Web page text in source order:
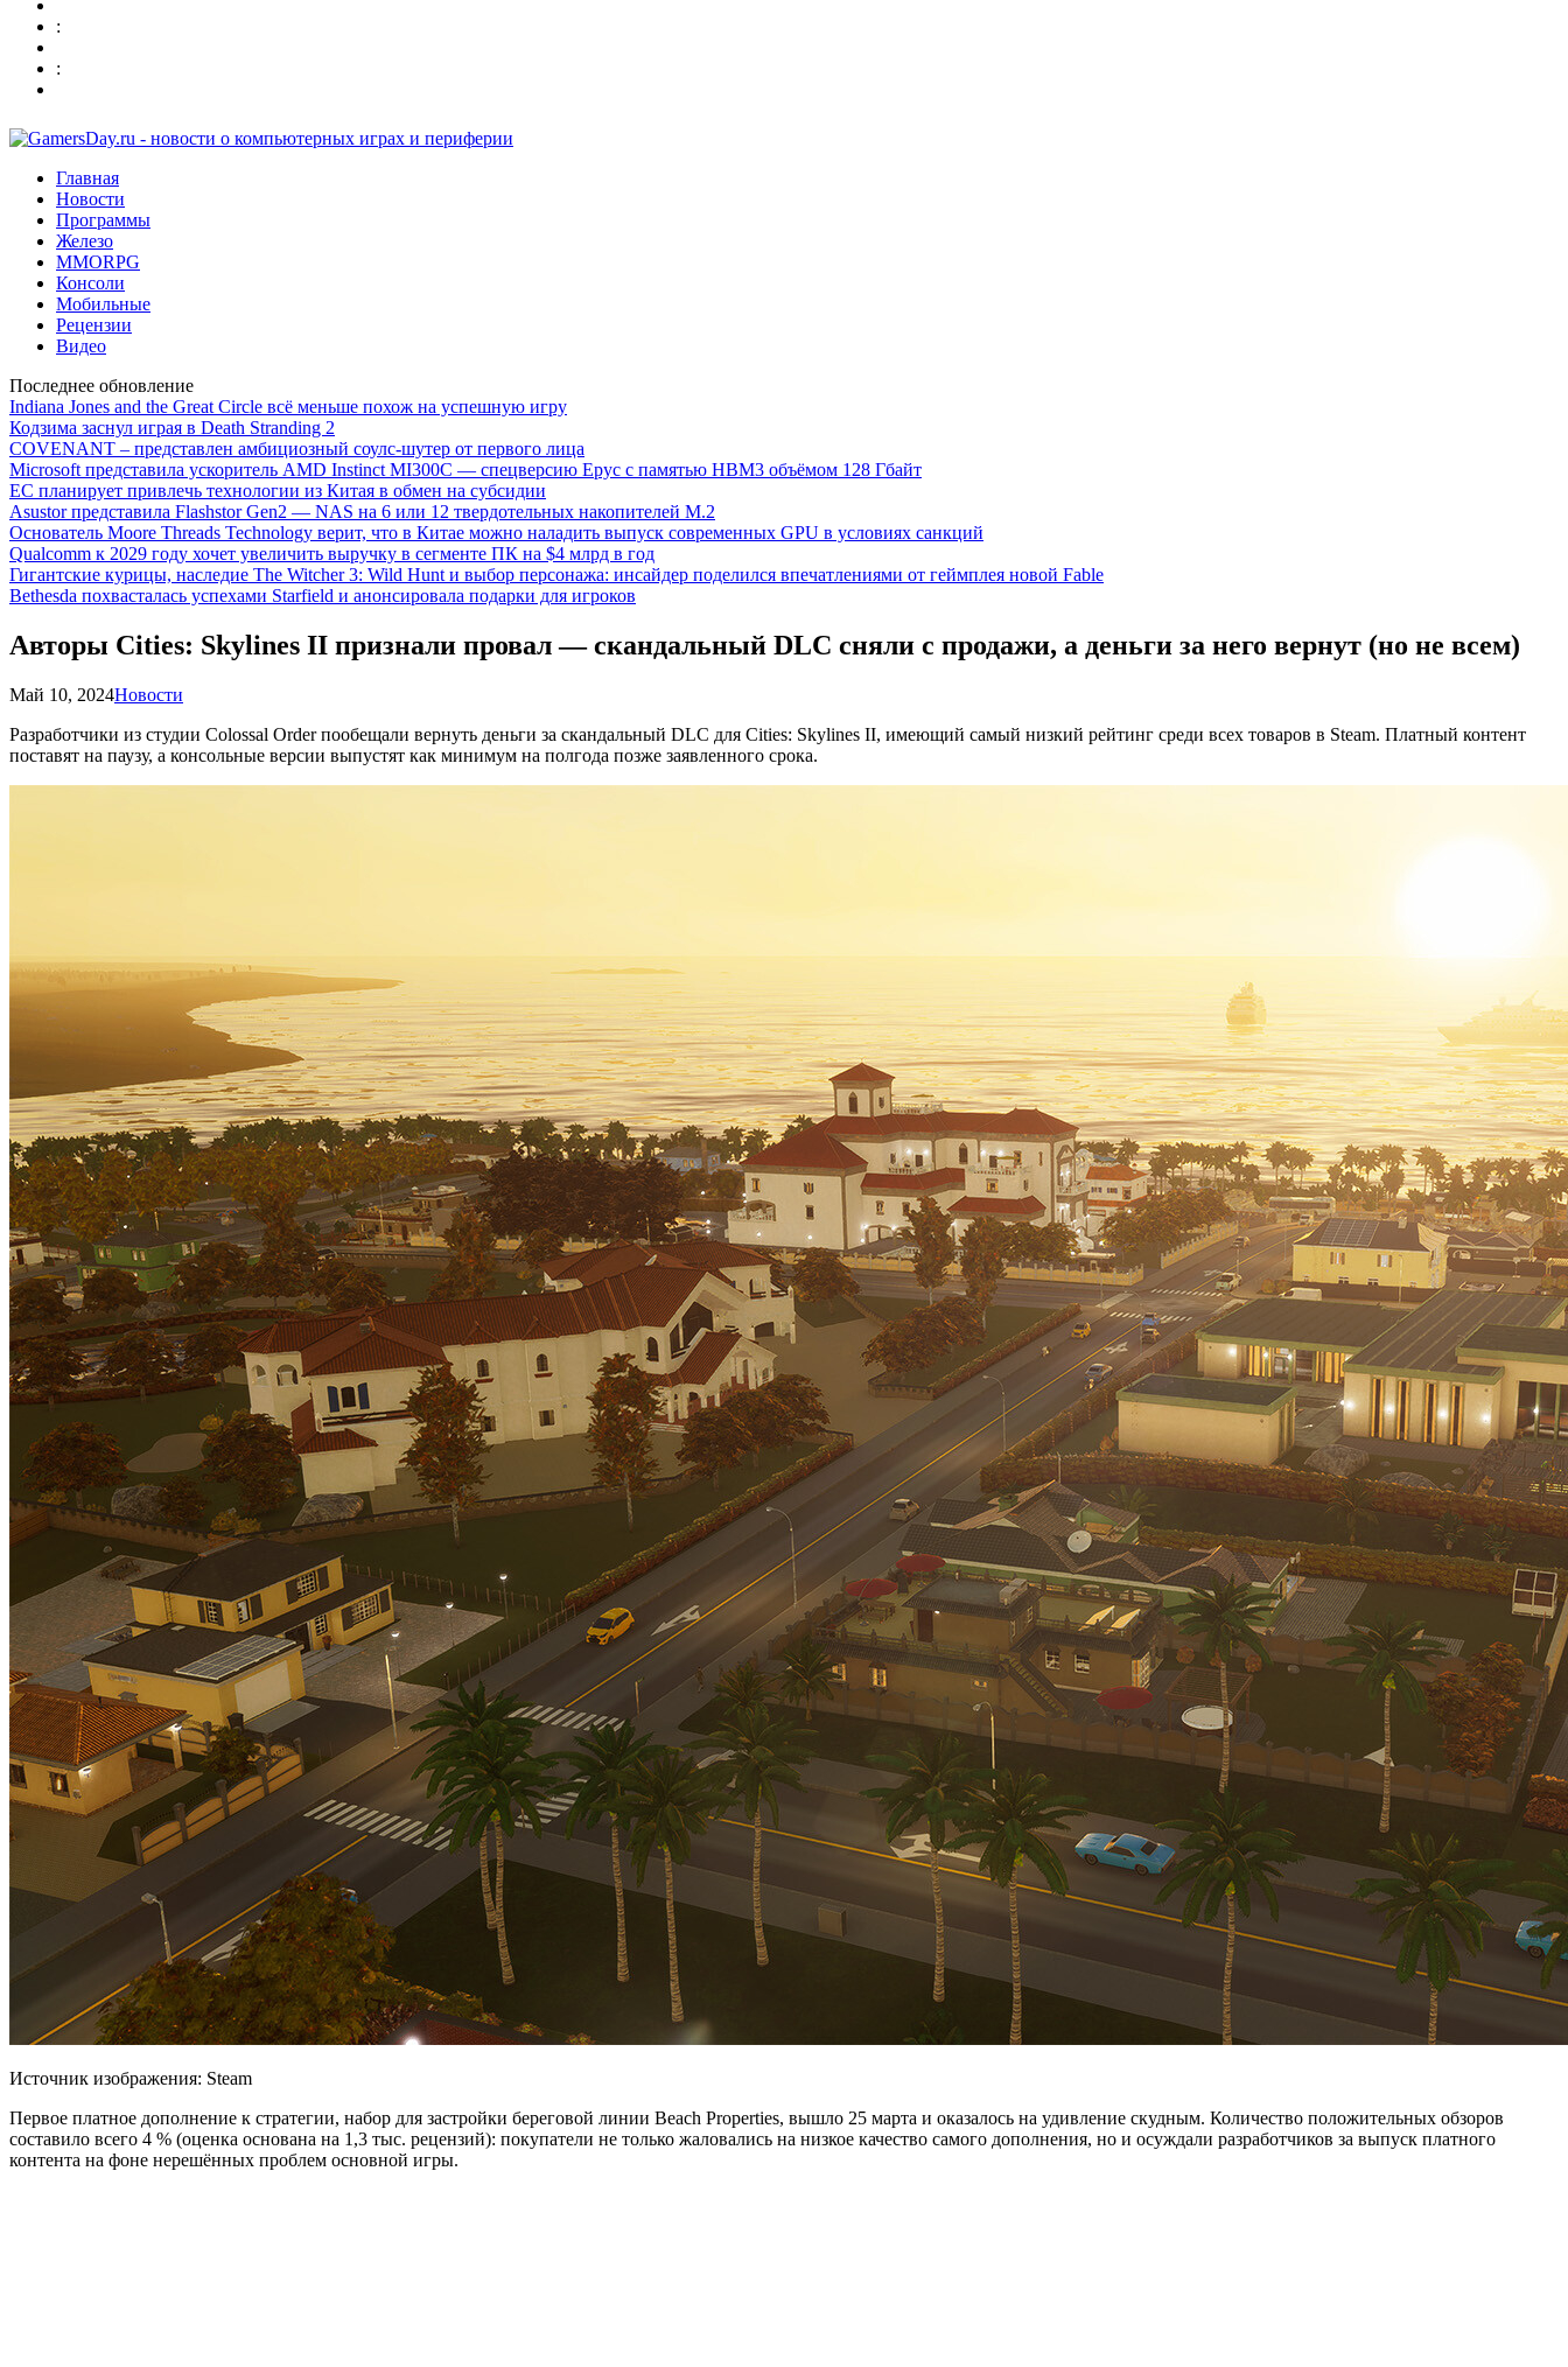
:
:
Главная
Новости
Программы
Железо
MMORPG
Консоли
Мобильные
Рецензии
Видео
Последнее обновление
Indiana Jones and the Great Circle всё меньше похож на успешную игру
Кодзима заснул играя в Death Stranding 2
COVENANT – представлен амбициозный соулс-шутер от первого лица
Microsoft представила ускоритель AMD Instinct MI300C — спецверсию Epyc с памятью HBM3 объёмом 128 Гбайт
ЕС планирует привлечь технологии из Китая в обмен на субсидии
Asustor представила Flashstor Gen2 — NAS на 6 или 12 твердотельных накопителей M.2
Основатель Moore Threads Technology верит, что в Китае можно наладить выпуск современных GPU в условиях санкций
Qualcomm к 2029 году хочет увеличить выручку в сегменте ПК на $4 млрд в год
Гигантские курицы, наследие The Witcher 3: Wild Hunt и выбор персонажа: инсайдер поделился впечатлениями от геймплея новой Fable
Bethesda похвасталась успехами Starfield и анонсировала подарки для игроков
Авторы Cities: Skylines II признали провал — скандальный DLC сняли с продажи, а деньги за него вернут (но не всем)
Май 10, 2024Новости
Разработчики из студии Colossal Order пообещали вернуть деньги за скандальный DLC для Cities: Skylines II, имеющий самый низкий рейтинг среди всех товаров в Steam. Платный контент
поставят на паузу, а консольные версии выпустят как минимум на полгода позже заявленного срока.
Источник изображения: Steam
Первое платное дополнение к стратегии, набор для застройки береговой линии Beach Properties, вышло 25 марта и оказалось на удивление скудным. Количество положительных обзоров
составило всего 4 % (оценка основана на 1,3 тыс. рецензий): покупатели не только жаловались на низкое качество самого дополнения, но и осуждали разработчиков за выпуск платного
контента на фоне нерешённых проблем основной игры.